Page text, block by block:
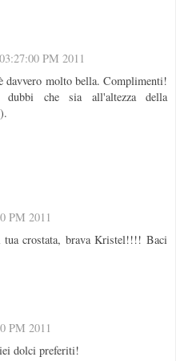
PM 2011
davvero molto bella. Complimenti!
che sia all'altezza della
PM 2011
crostata, brava Kristel!!!! Baci
PM 2011
dolci preferiti!